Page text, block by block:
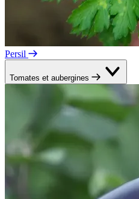
Persil
Tomates et aubergines